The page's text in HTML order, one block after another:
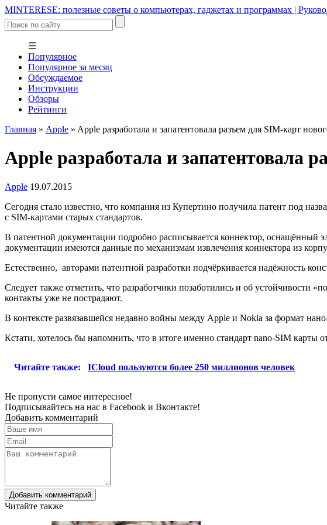
MINTERESE: полезные советы о компьютерах, гаджетах и программах |
☰
Популярное
Популярное за месяц
Обсуждаемое
Инструкции
Обзоры
Рейтинги
Главная » Apple » Apple разработала и запатентовала разъем для SIM-карт
Apple разработала и запатентовала
Apple 19.07.2015
Сегодня стало известно, что компания из Купертино получила патент под
с SIM-картами старых стандартов.
В патентной документации подробно расписывается коннектор, оснащённый
документации имеются данные по механизмам извлечения коннектора из
Естественно, авторами патентной разработки подчёркивается надёжность
Следует также отметить, что разработчики позаботились и об устойчивости
контакты уже не пострадают.
В контексте развязавшейся недавно войны между Apple и Nokia за формат
Кстати, хотелось бы напомнить, что в итоге именно стандарт nano-SIM
Читайте также: ICloud пользуются более 250 миллионов человек
Не пропусти самое интересное!
Подписывайтесь на нас в Facebook и Вконтакте!
Добавить комментарий
Добавить комментарий
Читайте также